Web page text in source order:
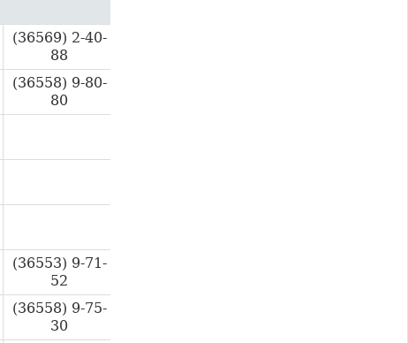
(36569) 2-40-
88
(36558) 9-80-
80
(36553) 9-71-
52
(36558) 9-75-
30